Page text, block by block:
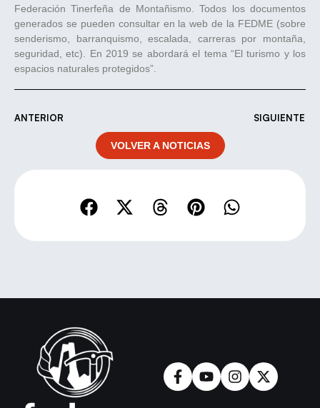
Federación Tinerfeña de Montañismo. Todos los documentos
generados se pueden consultar en la web de la FEDME (sobre
senderismo, barranquismo, escalada, carreras por montaña,
seguridad, etc). En 2019 se abordará el tema “El turismo y los
espacios naturales protegidos”.
ANTERIOR SIGUIENTE
VOLVER A NOTICIAS